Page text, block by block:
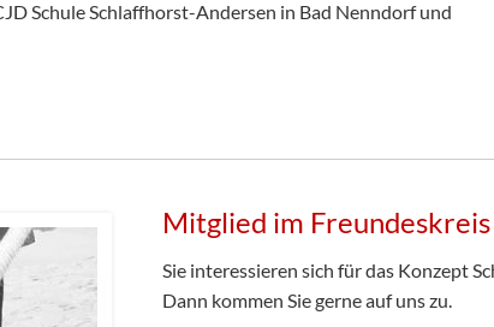
Schule Schlaffhorst-Andersen in Bad Nenndorf und
Mitglied im
Sie interessieren sich für das Konzept
Dann kommen Sie gerne auf uns zu.